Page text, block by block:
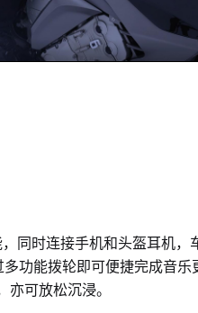
同时连接手机和头盔耳机，
功能拨轮即可便捷完成音乐
可放松沉浸。